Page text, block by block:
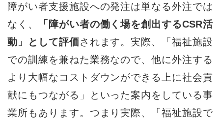
障がい者支援施設への発注は単なる外注では
なく、
「障がい者の働く場を創出するCSR活
動」として評価されます。実際、「福祉施設
での訓練を兼ねた業務なので、他に外注する
より大幅なコストダウンができる上に社会貢
献にもつながる」といった案内をしている事
業所もあります。つまり実際、「福祉施設で